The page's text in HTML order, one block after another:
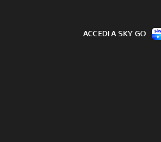
ACCEDI A SKY GO